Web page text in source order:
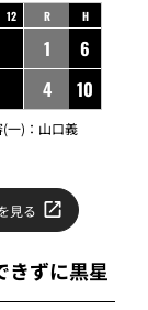
12 R H
1
6
4
10
一)：山口義
見る
きずに黒星